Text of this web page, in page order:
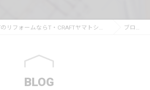
和歌山県和歌山市のリフォームならT・CRAFTヤマトシ株式会社 ブログ
BLOG